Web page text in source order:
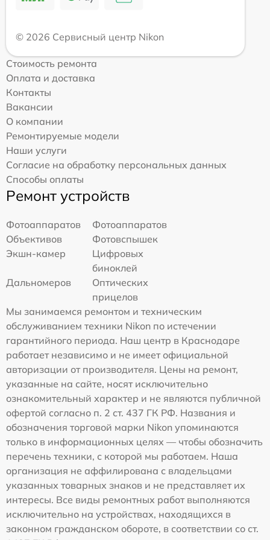
© 2026 Сервисный центр Nikon
Стоимость ремонта
Оплата и доставка
Контакты
Вакансии
О компании
Ремонтируемые модели
Наши услуги
Согласие на обработку персональных данных
Способы оплаты
Ремонт устройств
Фотоаппаратов
Фотоаппаратов
Объективов
Фотовспышек
Экшн-камер
Цифровых
биноклей
Дальномеров
Оптических
прицелов
Мы занимаемся ремонтом и техническим
обслуживанием техники Nikon по истечении
гарантийного периода. Наш центр в Краснодаре
работает независимо и не имеет официальной
авторизации от производителя. Цены на ремонт,
указанные на сайте, носят исключительно
ознакомительный характер и не являются публичной
офертой согласно п. 2 ст. 437 ГК РФ. Названия и
обозначения торговой марки Nikon упоминаются
только в информационных целях — чтобы обозначить
перечень техники, с которой мы работаем. Наша
организация не аффилирована с владельцами
указанных товарных знаков и не представляет их
интересы. Все виды ремонтных работ выполняются
исключительно на устройствах, находящихся в
законном гражданском обороте, в соответствии со ст.